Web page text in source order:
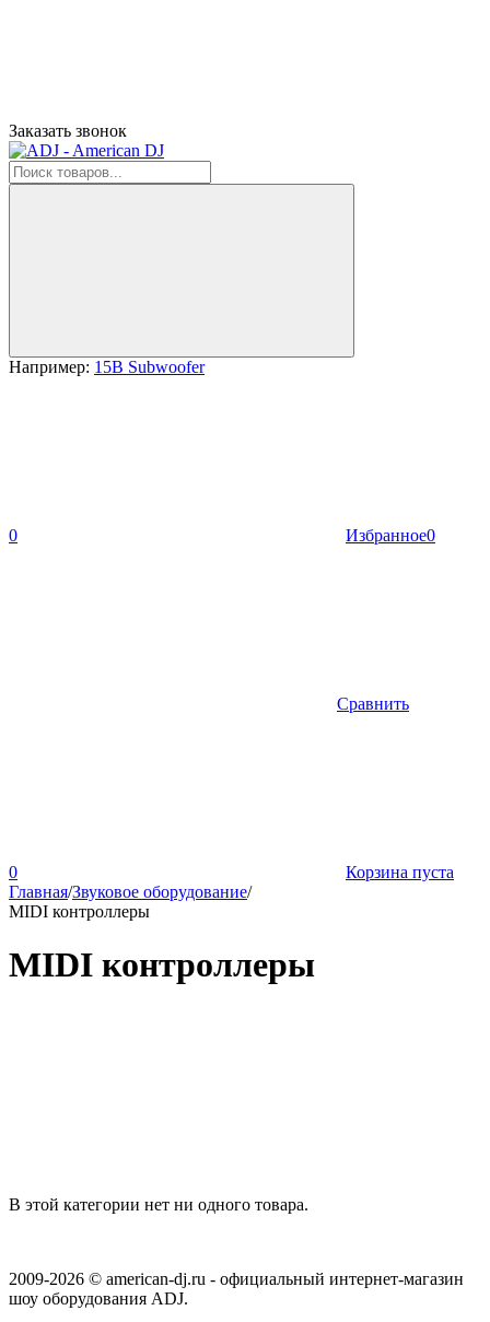
Заказать звонок
Например: 15B Subwoofer
0 Избранное0
Сравнить
0
Корзина пуста
Главная/Звуковое оборудование/
MIDI контроллеры
MIDI контроллеры
В этой категории нет ни одного товара.
2009-2026 © american-dj.ru - официальный интернет-магазин
шоу оборудования ADJ.